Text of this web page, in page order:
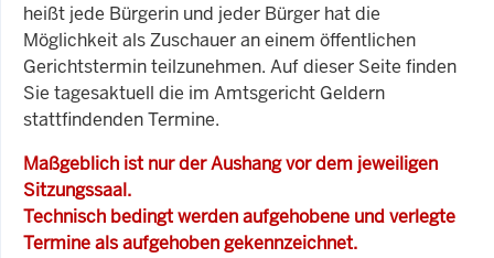
heißt jede Bürgerin und jeder Bürger hat die
Möglichkeit als Zuschauer an einem öffentlichen
Gerichtstermin teilzunehmen. Auf dieser Seite finden
Sie tagesaktuell die im Amtsgericht Geldern
stattfindenden Termine.
Maßgeblich ist nur der Aushang vor dem jeweiligen
Sitzungssaal.
Technisch bedingt werden aufgehobene und verlegte
Termine als aufgehoben gekennzeichnet.